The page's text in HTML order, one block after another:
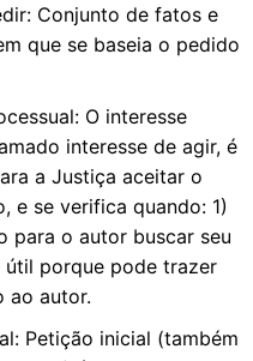
Conjunto de fatos e
que se baseia o pedido
O interesse
interesse de agir, é
a Justiça aceitar o
e se verifica quando: 1)
para o autor buscar seu
porque pode trazer
ao autor.
Petição inicial (também